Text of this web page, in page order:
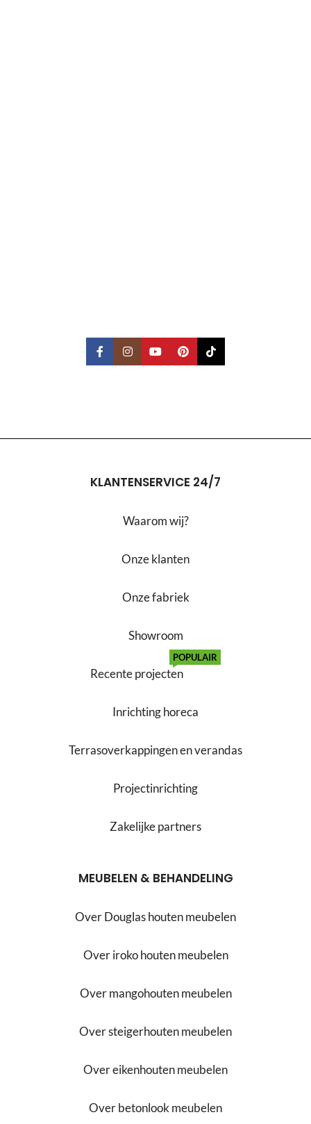
KLANTENSERVICE 24/7
Waarom wij?
Onze klanten
Onze fabriek
Showroom
Recente projecten
POPULAIR
Inrichting horeca
Terrasoverkappingen en verandas
Projectinrichting
Zakelijke partners
MEUBELEN & BEHANDELING
Over Douglas houten meubelen
Over iroko houten meubelen
Over mangohouten meubelen
Over steigerhouten meubelen
Over eikenhouten meubelen
Over betonlook meubelen